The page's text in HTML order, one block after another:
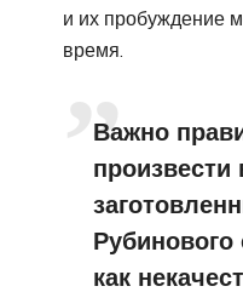
и их пробуждение
время.
Важно
произвести
Рубинового
как